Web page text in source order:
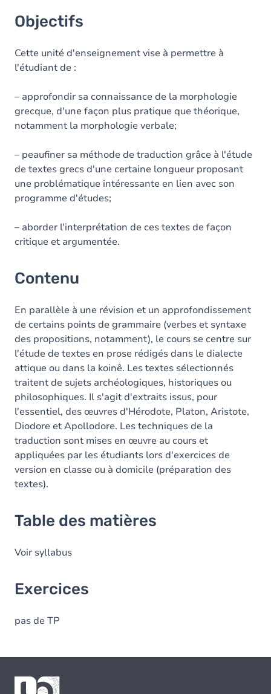
Objectifs
Cette unité d'enseignement vise à permettre à
l'étudiant de :
– approfondir sa connaissance de la morphologie
grecque, d'une façon plus pratique que théorique,
notamment la morphologie verbale;
– peaufiner sa méthode de traduction grâce à l'étude
de textes grecs d'une certaine longueur proposant
une problématique intéressante en lien avec son
programme d'études;
– aborder l'interprétation de ces textes de façon
critique et argumentée.
Contenu
En parallèle à une révision et un approfondissement
de certains points de grammaire (verbes et syntaxe
des propositions, notamment), le cours se centre sur
l'étude de textes en prose rédigés dans le dialecte
attique ou dans la koinê. Les textes sélectionnés
traitent de sujets archéologiques, historiques ou
philosophiques. Il s'agit d'extraits issus, pour
l'essentiel, des œuvres d'Hérodote, Platon, Aristote,
Diodore et Apollodore. Les techniques de la
traduction sont mises en œuvre au cours et
appliquées par les étudiants lors d'exercices de
version en classe ou à domicile (préparation des
textes).
Table des matières
Voir syllabus
Exercices
pas de TP